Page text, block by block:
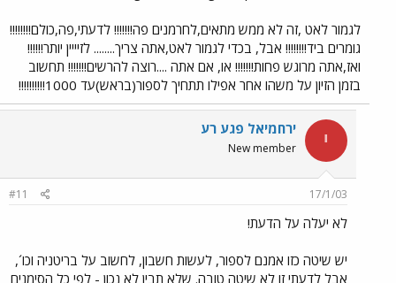
לגמור לאט ,זה לא ממש מתאים,לחרמנים פה!!!!!!! לדעתי,פה,כולם!!!!!!!!
גומרים ביד!!!!!!!! אבל, בכדי לגמור לאט,אתה צריך........ לזיייין יותר!!!!!!
ואז,אתה מרוגש פחות!!!!!!! או, אם אתה ....רוצה להרשים!!!!!!! תחשוב
בזמן הזיון על משהו אחר אפילו תתחיך לספור(בראש)עד 1000!!!!!!!!!!
י ירחמיאל פגע רע
New member
17/1/03
#11
לא יעלה על הדעת!
יש שיטה כזו אמנם לספור, לעשות חשבון, לחשוב על בריטניה וכו´,
אבל לדעתי זו לא שיטה טובה. שלא תבין לא נכון - לפי כל הסימנים